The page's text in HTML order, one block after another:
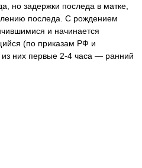
но задержки последа в матке,
последа. С рождением
и начинается
(по приказам РФ и
них первые 2-4 часа — ранний